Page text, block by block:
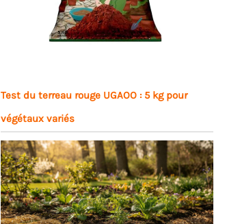
Test du terreau rouge UGAOO : 5 kg pour
végétaux variés